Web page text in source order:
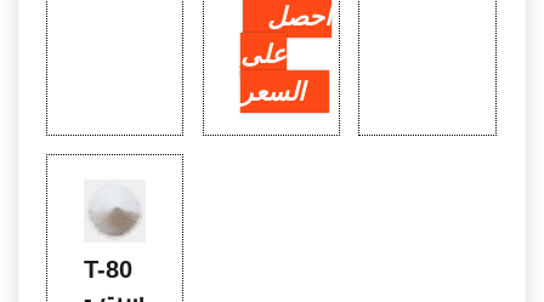
احصل
على
السعر
T-80